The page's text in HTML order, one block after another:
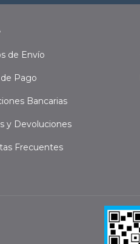
de Envío
Pago
Bancarias
y Devoluciones
Frecuentes